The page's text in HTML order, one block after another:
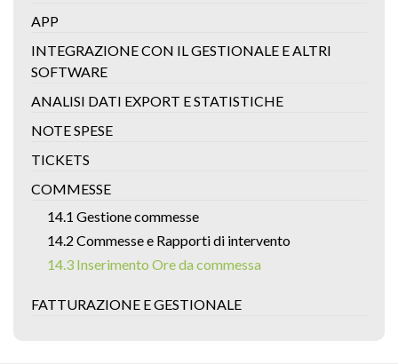
APP
INTEGRAZIONE CON IL GESTIONALE E ALTRI
SOFTWARE
ANALISI DATI EXPORT E STATISTICHE
NOTE SPESE
TICKETS
COMMESSE
14.1 Gestione commesse
14.2 Commesse e Rapporti di intervento
14.3 Inserimento Ore da commessa
FATTURAZIONE E GESTIONALE